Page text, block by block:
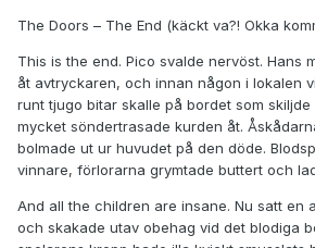
The Doors – The End (käckt va?! Okka
This is the end. Pico svalde nervöst. Hans
åt avtryckaren, och innan någon i lokalen
runt tjugo bitar skalle på bordet som
mycket söndertrasade kurden åt.
bolmade ut ur huvudet på den döde.
vinnare, förlorarna grymtade buttert och
And all the children are insane. Nu satt en
och skakade utav obehag vid det blodiga